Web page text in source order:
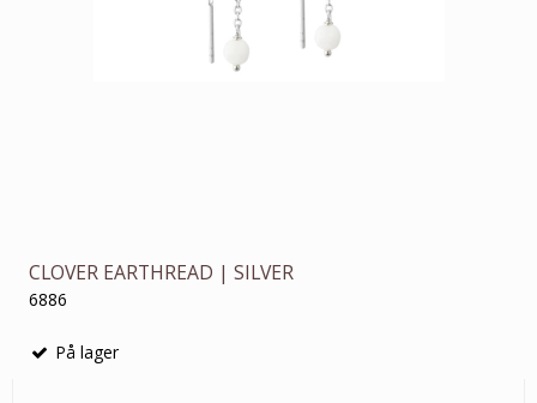
CLOVER EARTHREAD | SILVER
6886
På lager